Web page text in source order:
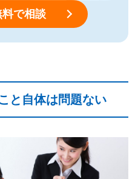
で相談
と自体は問題ない